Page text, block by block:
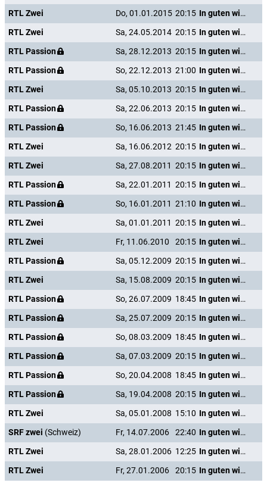
RTL Zwei
Do, 01.01.2015 20:15
In guten wie in schweren Tagen
RTL Zwei
Sa, 24.05.2014 20:15
In guten wie in schweren Tagen
RTL Passion
Sa, 28.12.2013 20:15
In guten wie in schweren Tagen
RTL Passion
So, 22.12.2013 21:00
In guten wie in schweren Tagen
RTL Zwei
Sa, 05.10.2013 20:15
In guten wie in schweren Tagen
RTL Passion
Sa, 22.06.2013 20:15
In guten wie in schweren Tagen
RTL Passion
So, 16.06.2013 21:45
In guten wie in schweren Tagen
RTL Zwei
Sa, 16.06.2012 20:15
In guten wie in schweren Tagen
RTL Zwei
Sa, 27.08.2011 20:15
In guten wie in schweren Tagen
RTL Passion
Sa, 22.01.2011 20:15
In guten wie in schweren Tagen
RTL Passion
So, 16.01.2011 21:10
In guten wie in schweren Tagen
RTL Zwei
Sa, 01.01.2011 20:15
In guten wie in schweren Tagen
RTL Zwei
Fr, 11.06.2010 20:15
In guten wie in schweren Tagen
RTL Passion
Sa, 05.12.2009 20:15
In guten wie in schweren Tagen
RTL Zwei
Sa, 15.08.2009 20:15
In guten wie in schweren Tagen
RTL Passion
So, 26.07.2009 18:45
In guten wie in schweren Tagen
RTL Passion
Sa, 25.07.2009 20:15
In guten wie in schweren Tagen
RTL Passion
So, 08.03.2009 18:45
In guten wie in schweren Tagen
RTL Passion
Sa, 07.03.2009 20:15
In guten wie in schweren Tagen
RTL Passion
So, 20.04.2008 18:45
In guten wie in schweren Tagen
RTL Passion
Sa, 19.04.2008 20:15
In guten wie in schweren Tagen
RTL Zwei
Sa, 05.01.2008 15:10
In guten wie in schweren Tagen
SRF zwei (Schweiz) Fr, 14.07.2006 22:40
In guten wie in schweren Tagen
RTL Zwei
Sa, 28.01.2006 12:25
In guten wie in schweren Tagen
RTL Zwei
Fr, 27.01.2006 20:15 In guten wie in schweren Tagen